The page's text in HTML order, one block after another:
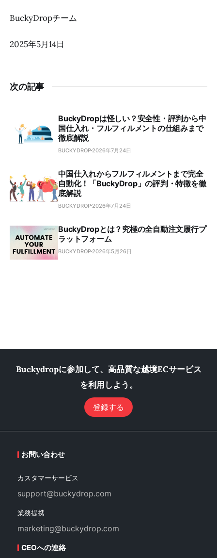
BuckyDropチーム
2025年5月14日
次の記事
BuckyDropは怪しい？安全性・評判から中
国仕入れ・フルフィルメントの仕組みまで
徹底解説
BUCKYDROP 2026年7月24日
中国仕入れからフルフィルメントまで完全
自動化！「BuckyDrop」の評判・特徴を徹
底解説
BUCKYDROP 2026年7月24日
BuckyDropとは？究極の全自動注文履行プ
ラットフォーム
BUCKYDROP 2026年5月26日
Buckydropに参加して、高品質な越境ECサービス
を利用しよう。
登録する
お問い合わせ
カスタマーサービス
support@buckydrop.com
業務提携
marketing@buckydrop.com
CEOへの連絡